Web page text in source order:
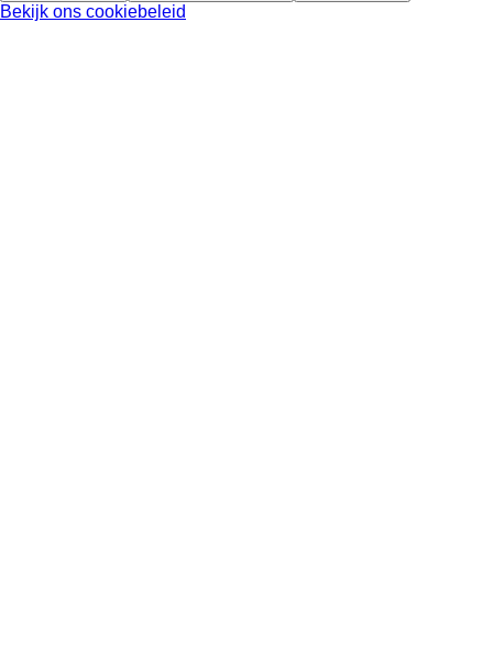
Bekijk ons cookiebeleid